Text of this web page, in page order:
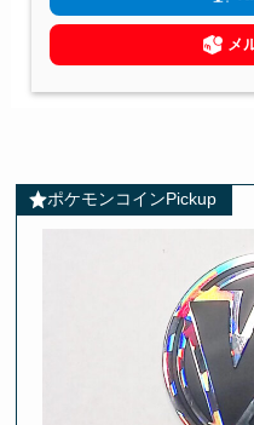
メ
ポケモンコインPickup